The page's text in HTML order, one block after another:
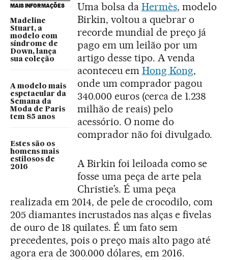
MAIS INFORMAÇÕES
Madeline
Stuart, a
modelo com
síndrome de
Down, lança
sua coleção
A modelo mais
espetacular da
Semana da
Moda de Paris
tem 85 anos
Estes são os
homens mais
estilosos de
2016
Uma bolsa da Hermès, modelo
Birkin, voltou a quebrar o
recorde mundial de preço já
pago em um leilão por um
artigo desse tipo. A venda
aconteceu em Hong Kong,
onde um comprador pagou
340.000 euros (cerca de 1.238
milhão de reais) pelo
acessório. O nome do
comprador não foi divulgado.
A Birkin foi leiloada como se
fosse uma peça de arte pela
Christie’s. É uma peça
realizada em 2014, de pele de crocodilo, com
205 diamantes incrustados nas alças e fivelas
de ouro de 18 quilates. É um fato sem
precedentes, pois o preço mais alto pago até
agora era de 300.000 dólares, em 2016.